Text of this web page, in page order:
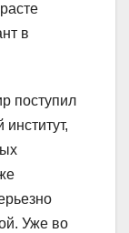
в
поступил
Уже во